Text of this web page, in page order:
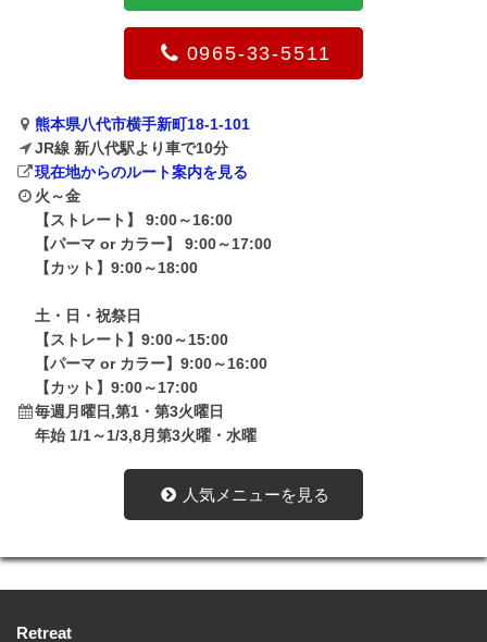
0965-33-5511
熊本県八代市横手新町18-1-101
JR線 新八代駅より車で10分
現在地からのルート案内を見る
火～金
【ストレート】 9:00～16:00
【パーマ or カラー】 9:00～17:00
【カット】9:00～18:00
土・日・祝祭日
【ストレート】9:00～15:00
【パーマ or カラー】9:00～16:00
【カット】9:00～17:00
毎週月曜日,第1・第3火曜日
年始 1/1～1/3,8月第3火曜・水曜
人気メニューを見る
Retreat